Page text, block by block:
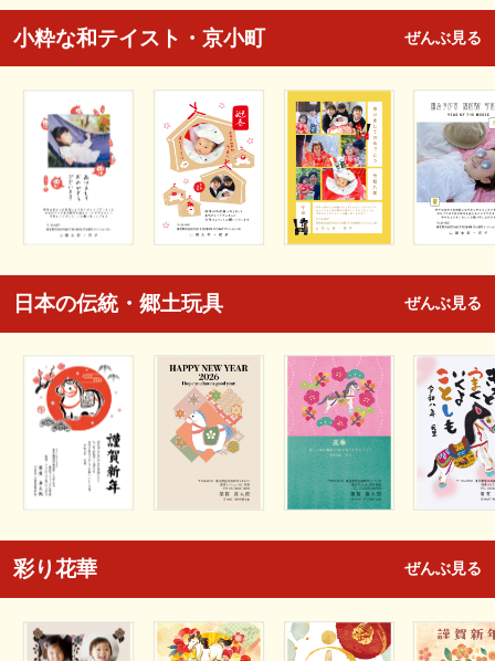
小粋な和テイスト・京小町 ぜんぶ見る
日本の伝統・郷土玩具 ぜんぶ見る
彩り花華 ぜんぶ見る